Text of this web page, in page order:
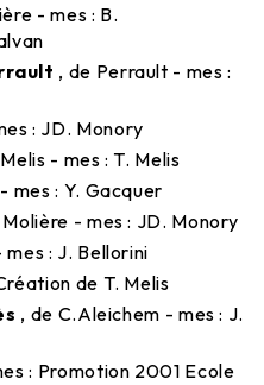
- mes : B.
, de Perrault - mes :
: JD. Monory
- mes : T. Melis
mes : Y. Gacquer
Molière - mes : JD. Monory
: J. Bellorini
de T. Melis
, de C.Aleichem - mes : J.
: Promotion 2001 Ecole